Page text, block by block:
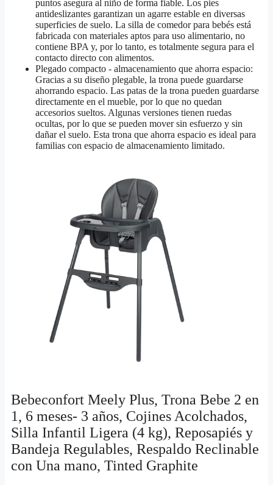
puntos asegura al niño de forma fiable. Los pies
antideslizantes garantizan un agarre estable en diversas
superficies de suelo. La silla de comedor para bebés está
fabricada con materiales aptos para uso alimentario, no
contiene BPA y, por lo tanto, es totalmente segura para el
contacto directo con alimentos.
Plegado compacto - almacenamiento que ahorra espacio:
Gracias a su diseño plegable, la trona puede guardarse
ahorrando espacio. Las patas de la trona pueden guardarse
directamente en el mueble, por lo que no quedan
accesorios sueltos. Algunas versiones tienen ruedas
ocultas, por lo que se pueden mover sin esfuerzo y sin
dañar el suelo. Esta trona que ahorra espacio es ideal para
familias con espacio de almacenamiento limitado.
Bebeconfort Meely Plus, Trona Bebe 2 en
1, 6 meses- 3 años, Cojines Acolchados,
Silla Infantil Ligera (4 kg), Reposapiés y
Bandeja Regulables, Respaldo Reclinable
con Una mano, Tinted Graphite